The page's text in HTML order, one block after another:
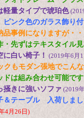
軽量タイプで琥珀色
ピンク色のガラス飾り付
品事例になりますが・
・先ずはテキスタイル
白い椅子！ (2019年6月
クもモダン張地でこん
ドは組み合わせ可能です
掻きに強いソファ (2019
＆テーブル 入荷しま
4月26日)